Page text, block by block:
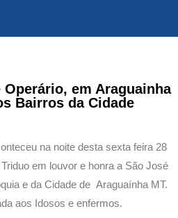
em Araguainha
Bairros da Cidade
na noite desta sexta feira 28
em louvor e honra a São José
e da Cidade de Araguaínha MT.
aos Idosos e enfermos.